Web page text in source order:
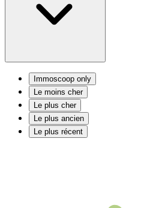
Immoscoop only
Le moins cher
Le plus cher
Le plus ancien
Le plus récent